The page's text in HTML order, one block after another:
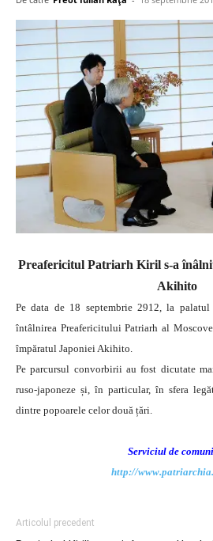
Preafericitul Patriarh Kiril s-a
Akihito
Pe data de 18 septembrie 2912, la
întâlnirea Preafericitului Patriarh al
împăratul Japoniei Akihito.
Pe parcursul convorbirii au fost dicutate
ruso-japoneze și, în particular, în sfera
dintre popoarele celor două țări.
Serviciul de
http://
Articolul precedent